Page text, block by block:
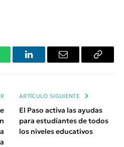
LinkedInEmail
Copiar
ARTÍCULO SIGUIENTE
El Paso activa las ayudas
para estudiantes de todos
los niveles educativos